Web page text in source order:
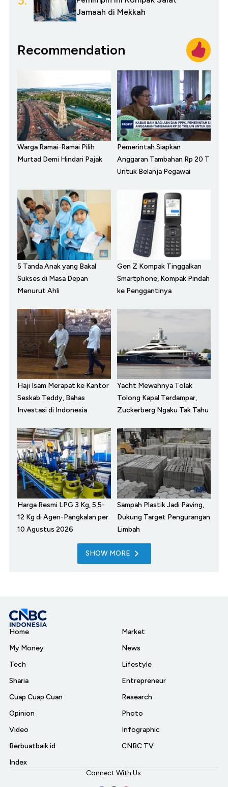
Jamaah di Mekkah
Recommendation
Warga Ramai-Ramai Pilih
Murtad Demi Hindari Pajak
Pemerintah Siapkan
Anggaran Tambahan Rp 20 T
Untuk Belanja Pegawai
5 Tanda Anak yang Bakal
Sukses di Masa Depan
Menurut Ahli
Gen Z Kompak Tinggalkan
Smartphone, Kompak Pindah
ke Penggantinya
Haji Isam Merapat ke Kantor
Seskab Teddy, Bahas
Investasi di Indonesia
Yacht Mewahnya Tolak
Tolong Kapal Terdampar,
Zuckerberg Ngaku Tak Tahu
Harga Resmi LPG 3 Kg, 5,5-
12 Kg di Agen-Pangkalan per
10 Agustus 2026
Sampah Plastik Jadi Paving,
Dukung Target Pengurangan
Limbah
SHOW MORE
Home
My Money
Tech
Sharia
Cuap Cuap Cuan
Opinion
Video
Berbuatbaik.id
Index
Market
News
Lifestyle
Entrepreneur
Research
Photo
Infographic
CNBC TV
Connect With Us: